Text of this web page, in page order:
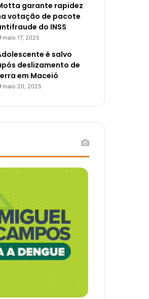
garante rapidez
votação de pacote
do INSS
maio 17, 2025
é salvo
deslizamento de
em Maceió
maio 20, 2025